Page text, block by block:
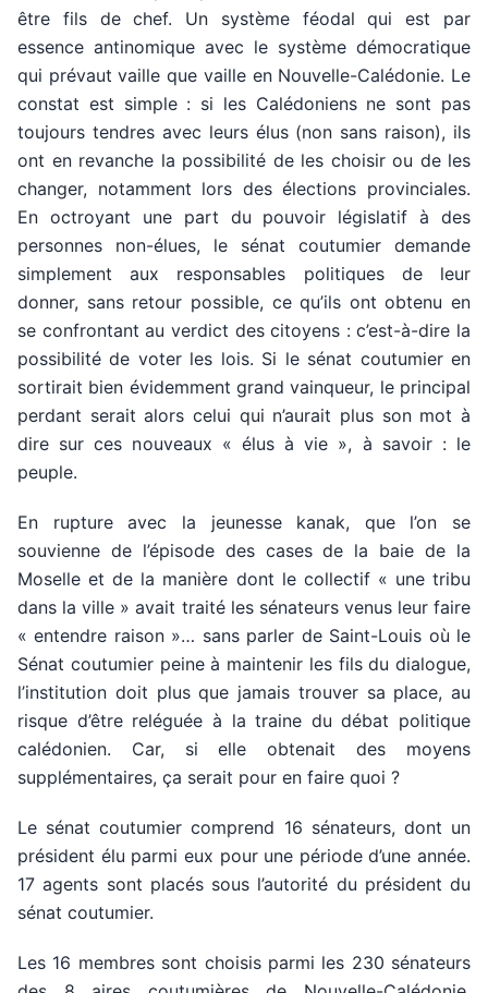
être fils de chef. Un système féodal qui est par
essence antinomique avec le système démocratique
qui prévaut vaille que vaille en Nouvelle-Calédonie. Le
constat est simple : si les Calédoniens ne sont pas
toujours tendres avec leurs élus (non sans raison), ils
ont en revanche la possibilité de les choisir ou de les
changer, notamment lors des élections provinciales.
En octroyant une part du pouvoir législatif à des
personnes non-élues, le sénat coutumier demande
simplement aux responsables politiques de leur
donner, sans retour possible, ce qu’ils ont obtenu en
se confrontant au verdict des citoyens : c’est-à-dire la
possibilité de voter les lois. Si le sénat coutumier en
sortirait bien évidemment grand vainqueur, le principal
perdant serait alors celui qui n’aurait plus son mot à
dire sur ces nouveaux « élus à vie », à savoir : le
peuple.
En rupture avec la jeunesse kanak, que l’on se
souvienne de l’épisode des cases de la baie de la
Moselle et de la manière dont le collectif « une tribu
dans la ville » avait traité les sénateurs venus leur faire
« entendre raison »… sans parler de Saint-Louis où le
Sénat coutumier peine à maintenir les fils du dialogue,
l’institution doit plus que jamais trouver sa place, au
risque d’être reléguée à la traine du débat politique
calédonien. Car, si elle obtenait des moyens
supplémentaires, ça serait pour en faire quoi ?
Le sénat coutumier comprend 16 sénateurs, dont un
président élu parmi eux pour une période d’une année.
17 agents sont placés sous l’autorité du président du
sénat coutumier.
Les 16 membres sont choisis parmi les 230 sénateurs